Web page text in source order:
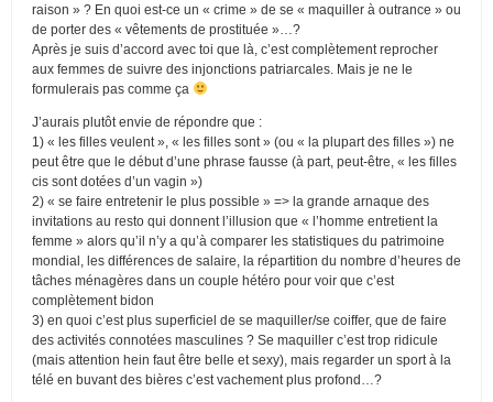
raison » ? En quoi est-ce un « crime » de se « maquiller à outrance » ou
de porter des « vêtements de prostituée »…?
Après je suis d’accord avec toi que là, c’est complètement reprocher
aux femmes de suivre des injonctions patriarcales. Mais je ne le
formulerais pas comme ça
J’aurais plutôt envie de répondre que :
1) « les filles veulent », « les filles sont » (ou « la plupart des filles ») ne
peut être que le début d’une phrase fausse (à part, peut-être, « les filles
cis sont dotées d’un vagin »)
2) « se faire entretenir le plus possible » => la grande arnaque des
invitations au resto qui donnent l’illusion que « l’homme entretient la
femme » alors qu’il n’y a qu’à comparer les statistiques du patrimoine
mondial, les différences de salaire, la répartition du nombre d’heures de
tâches ménagères dans un couple hétéro pour voir que c’est
complètement bidon
3) en quoi c’est plus superficiel de se maquiller/se coiffer, que de faire
des activités connotées masculines ? Se maquiller c’est trop ridicule
(mais attention hein faut être belle et sexy), mais regarder un sport à la
télé en buvant des bières c’est vachement plus profond…?